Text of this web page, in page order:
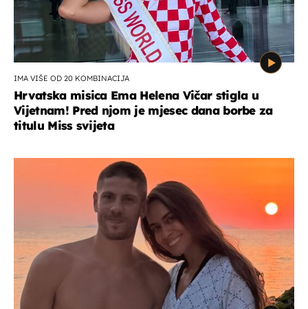
IMA VIŠE OD 20 KOMBINACIJA
Hrvatska misica Ema Helena Vičar stigla u
Vijetnam! Pred njom je mjesec dana borbe za
titulu Miss svijeta